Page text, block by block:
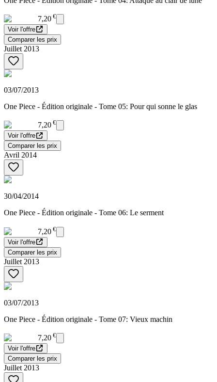
7,20 €
Voir l'offre
Comparer les prix
Juillet 2013
03/07/2013
One Piece - Édition originale - Tome 05: Pour qui sonne le glas
7,20 €
Voir l'offre
Comparer les prix
Avril 2014
30/04/2014
One Piece - Édition originale - Tome 06: Le serment
7,20 €
Voir l'offre
Comparer les prix
Juillet 2013
03/07/2013
One Piece - Édition originale - Tome 07: Vieux machin
7,20 €
Voir l'offre
Comparer les prix
Juillet 2013